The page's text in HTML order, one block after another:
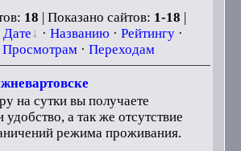
18 | Показано сайтов: 1-18
Дате · Названию · Рейтингу·
Просмотрам· Переходам
на сутки вы получаете
а так же отсутствие
режима проживания.